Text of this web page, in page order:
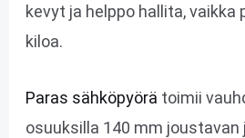
kevyt ja helppo hallita, vaikka
kiloa.
Paras sähköpyörä toimii
osuuksilla 140 mm joustavan